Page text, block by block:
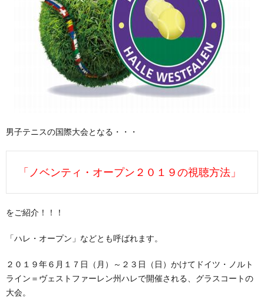
男子テニスの国際大会となる・・・
「ノベンティ・オープン２０１９の視聴方法」
をご紹介！！！
「ハレ・オープン」などとも呼ばれます。
２０１９年６月１７日（月）～２３日（日）かけてドイツ・ノルト
ライン＝ヴェストファーレン州ハレで開催される、グラスコートの
大会。